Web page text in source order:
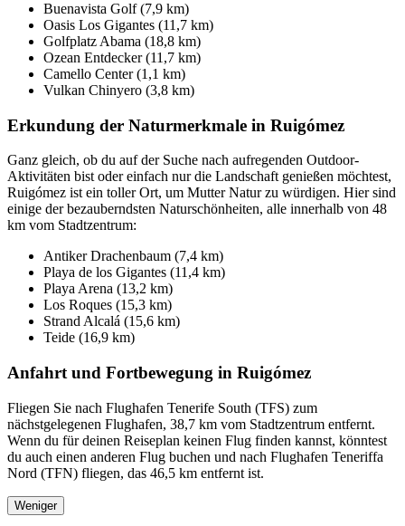
Buenavista Golf (7,9 km)
Oasis Los Gigantes (11,7 km)
Golfplatz Abama (18,8 km)
Ozean Entdecker (11,7 km)
Camello Center (1,1 km)
Vulkan Chinyero (3,8 km)
Erkundung der Naturmerkmale in Ruigómez
Ganz gleich, ob du auf der Suche nach aufregenden Outdoor-
Aktivitäten bist oder einfach nur die Landschaft genießen möchtest,
Ruigómez ist ein toller Ort, um Mutter Natur zu würdigen. Hier sind
einige der bezauberndsten Naturschönheiten, alle innerhalb von 48
km vom Stadtzentrum:
Antiker Drachenbaum (7,4 km)
Playa de los Gigantes (11,4 km)
Playa Arena (13,2 km)
Los Roques (15,3 km)
Strand Alcalá (15,6 km)
Teide (16,9 km)
Anfahrt und Fortbewegung in Ruigómez
Fliegen Sie nach Flughafen Tenerife South (TFS) zum
nächstgelegenen Flughafen, 38,7 km vom Stadtzentrum entfernt.
Wenn du für deinen Reiseplan keinen Flug finden kannst, könntest
du auch einen anderen Flug buchen und nach Flughafen Teneriffa
Nord (TFN) fliegen, das 46,5 km entfernt ist.
Weniger